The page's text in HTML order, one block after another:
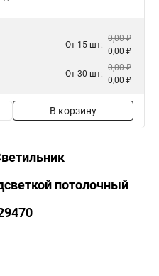
От 15 шт:
0,00 ₽
0,00 ₽
От 30 шт:
0,00 ₽
0,00 ₽
В корзину
потолочный